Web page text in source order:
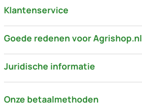
Klantenservice
Goede redenen voor Agrishop.nl
Juridische informatie
Onze betaalmethoden